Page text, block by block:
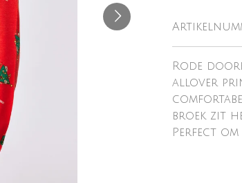
Rode
allover
broek zit
Perfect